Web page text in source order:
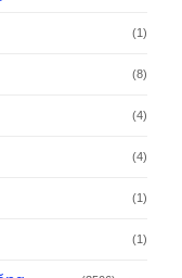
(1)
(8)
(4)
(4)
(1)
(1)